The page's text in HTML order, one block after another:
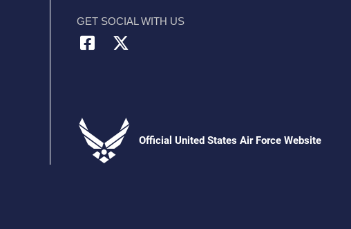
GET SOCIAL WITH US
Official United States Air Force Website